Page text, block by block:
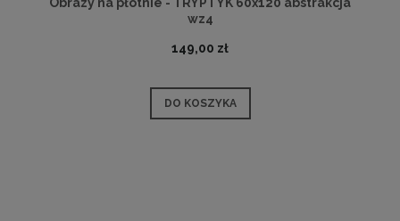
Obrazy na płótnie - TRYPTYK 60x120 abstrakcja
wz4
149,00 zł
DO KOSZYKA